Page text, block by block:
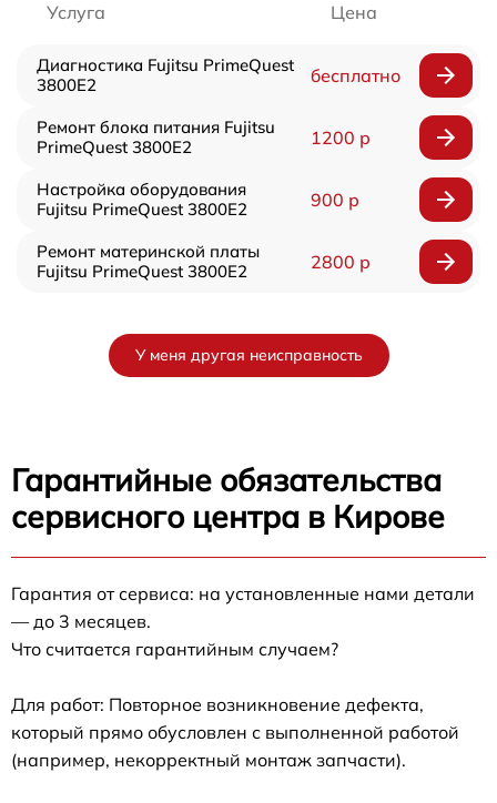
Услуга Цена
Диагностика Fujitsu PrimeQuest
3800E2
бесплатно
Ремонт блока питания Fujitsu
PrimeQuest 3800E2
1200 р
Настройка оборудования
Fujitsu PrimeQuest 3800E2
900 р
Ремонт материнской платы
Fujitsu PrimeQuest 3800E2
2800 р
У меня другая неисправность
Гарантийные обязательства
сервисного центра в Кирове
Гарантия от сервиса: на установленные нами детали
— до 3 месяцев.
Что считается гарантийным случаем?
Для работ: Повторное возникновение дефекта,
который прямо обусловлен с выполненной работой
(например, некорректный монтаж запчасти).